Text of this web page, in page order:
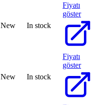
New In stock
Fiyatı
göster
New In stock
Fiyatı
göster